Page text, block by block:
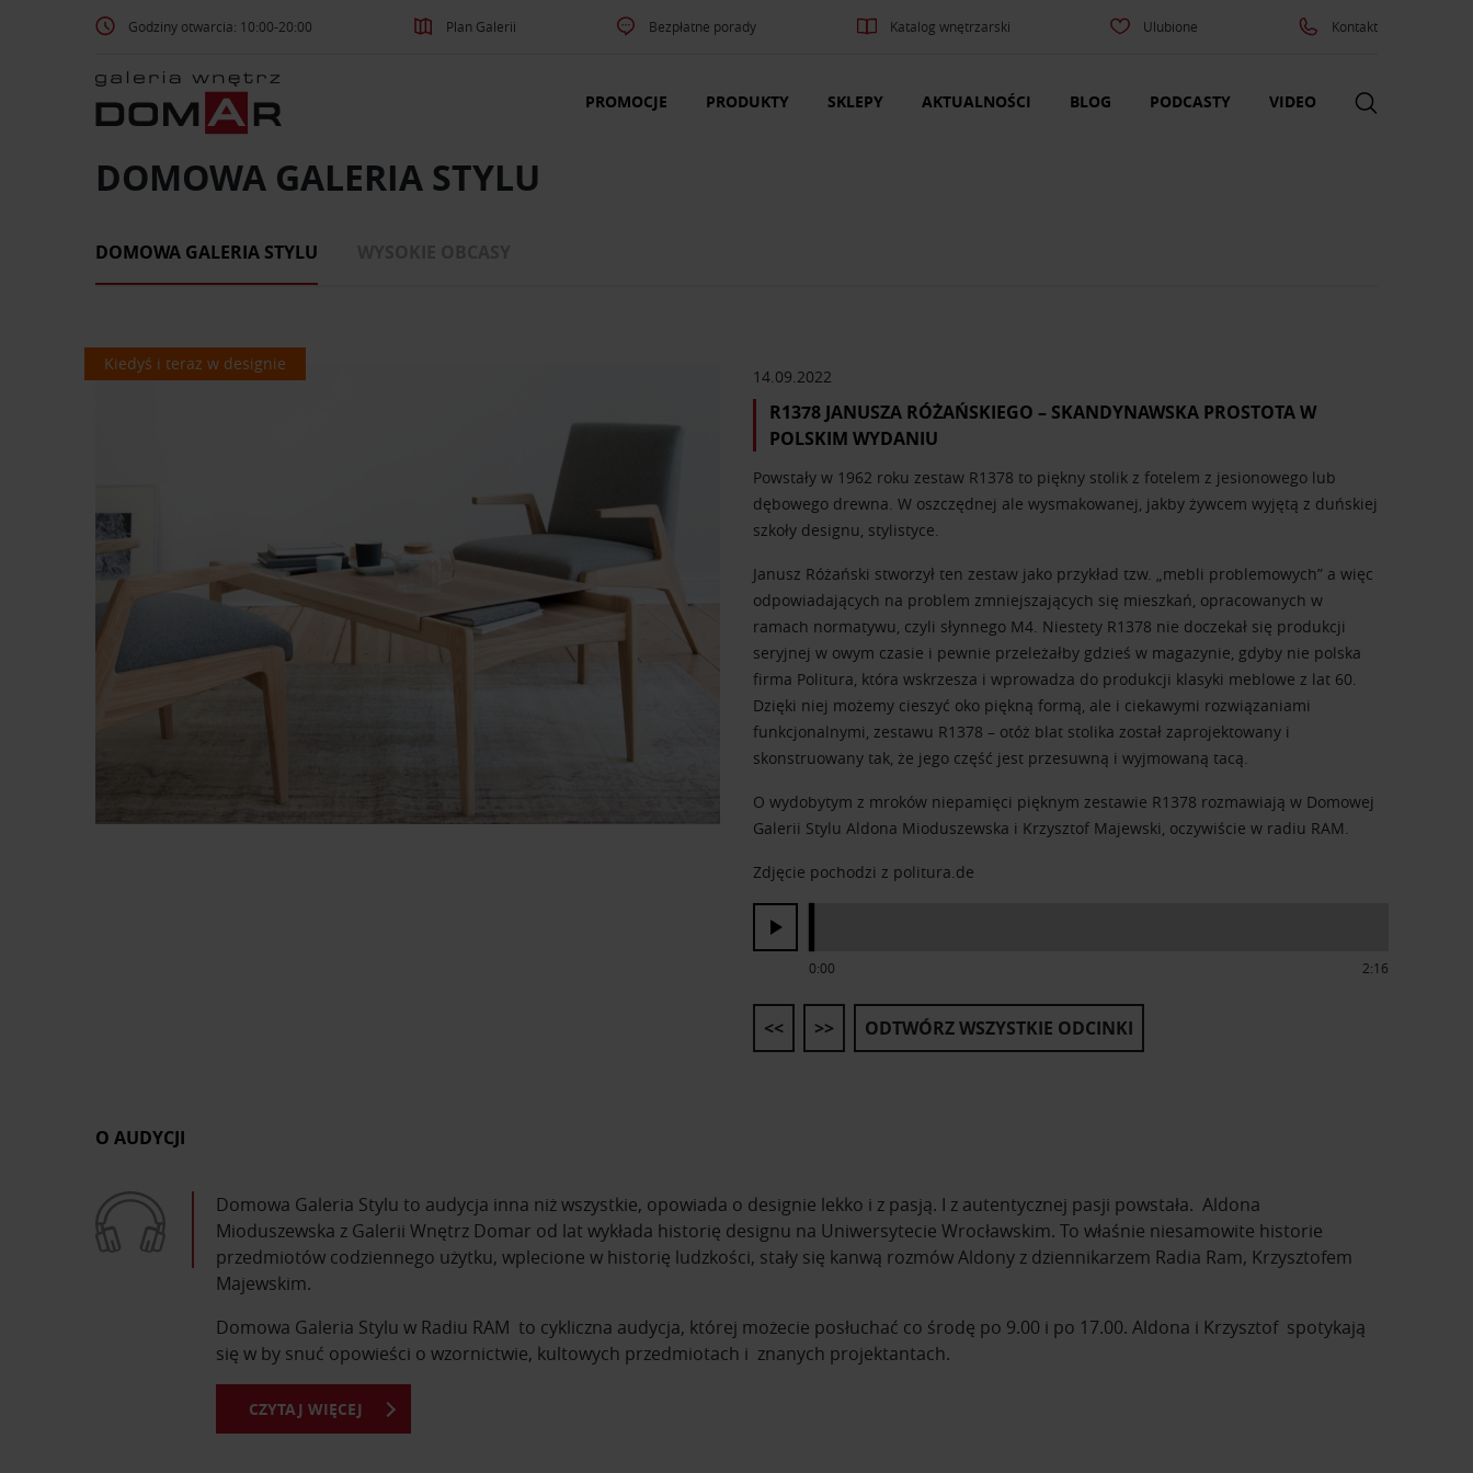
Godziny otwarcia: 10:00-20:00 Plan Galerii Bezpłatne porady Katalog wnętrzarski Ulubione Kontakt
PROMOCJE PRODUKTY SKLEPY AKTUALNOŚCI BLOG PODCASTY VIDEO
DOMOWA GALERIA STYLU
DOMOWA GALERIA STYLU
Kiedyś i teraz w designie
14.09.2022
R1378 JANUSZA RÓŻAŃSKIEGO – SKANDYNAWSKA PROSTOTA W
POLSKIM WYDANIU
Powstały w 1962 roku zestaw R1378 to piękny stolik z fotelem z jesionowego lub
dębowego drewna. W oszczędnej ale wysmakowanej, jakby żywcem wyjętą z duńskiej
szkoły designu, stylistyce.
Janusz Różański stworzył ten zestaw jako przykład tzw. „mebli problemowych” a więc
odpowiadających na problem zmniejszających się mieszkań, opracowanych w
ramach normatywu, czyli słynnego M4. Niestety R1378 nie doczekał się produkcji
seryjnej w owym czasie i pewnie przeleżałby gdzieś w magazynie, gdyby nie polska
firma Politura, która wskrzesza i wprowadza do produkcji klasyki meblowe z lat 60.
Dzięki niej możemy cieszyć oko piękną formą, ale i ciekawymi rozwiązaniami
funkcjonalnymi, zestawu R1378 – otóż blat stolika został zaprojektowany i
skonstruowany tak, że jego część jest przesuwną i wyjmowaną tacą.
O wydobytym z mroków niepamięci pięknym zestawie R1378 rozmawiają w Domowej
Galerii Stylu Aldona Mioduszewska i Krzysztof Majewski, oczywiście w radiu RAM.
Zdjęcie pochodzi z politura.de
0:00 2:16
<< >> ODTWÓRZ WSZYSTKIE ODCINKI
O AUDYCJI
Domowa Galeria Stylu to audycja inna niż wszystkie, opowiada o designie lekko i z pasją. I z autentycznej pasji powstała. Aldona
Mioduszewska z Galerii Wnętrz Domar od lat wykłada historię designu na Uniwersytecie Wrocławskim. To właśnie niesamowite historie
przedmiotów codziennego użytku, wplecione w historię ludzkości, stały się kanwą rozmów Aldony z dziennikarzem Radia Ram, Krzysztofem
Majewskim.
Domowa Galeria Stylu w Radiu RAM to cykliczna audycja, której możecie posłuchać co środę po 9.00 i po 17.00. Aldona i Krzysztof spotykają
się w by snuć opowieści o wzornictwie, kultowych przedmiotach i znanych projektantach.
Z Domowej Galerii Stylu dowiesz się o kultowych przedmiotach i ich projektantach. Usłyszysz historie powstania mebli, które znasz na co
dzień. Poznasz sylwetki najsławniejszych designerów na przestrzeni dziejów i ich najważniejsze osiągnięcia.
CZYTAJ WIĘCEJ